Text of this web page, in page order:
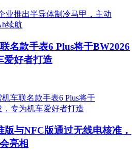
名款手表6 Plus将于BW2026
爱好者打造
版与NFC版通过无线电核准，
亮相